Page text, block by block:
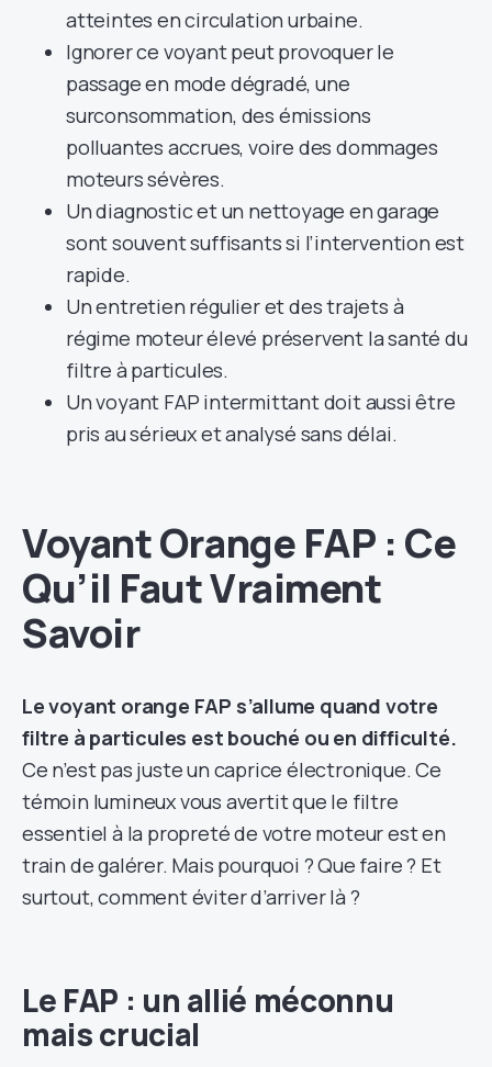
atteintes en circulation urbaine.
Ignorer ce voyant peut provoquer le
passage en mode dégradé, une
surconsommation, des émissions
polluantes accrues, voire des dommages
moteurs sévères.
Un diagnostic et un nettoyage en garage
sont souvent suffisants si l’intervention est
rapide.
Un entretien régulier et des trajets à
régime moteur élevé préservent la santé du
filtre à particules.
Un voyant FAP intermittant doit aussi être
pris au sérieux et analysé sans délai.
Voyant Orange FAP : Ce
Qu’il Faut Vraiment
Savoir
Le voyant orange FAP s’allume quand votre
filtre à particules est bouché ou en difficulté.
Ce n’est pas juste un caprice électronique. Ce
témoin lumineux vous avertit que le filtre
essentiel à la propreté de votre moteur est en
train de galérer. Mais pourquoi ? Que faire ? Et
surtout, comment éviter d’arriver là ?
Le FAP : un allié méconnu
mais crucial